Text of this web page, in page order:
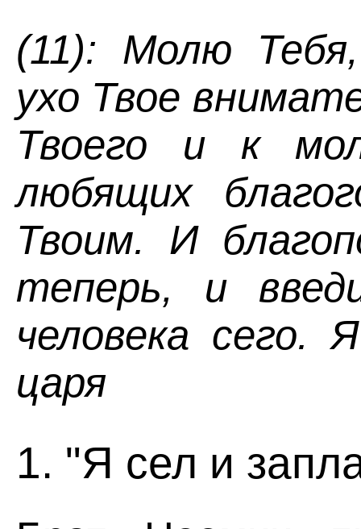
(11): Молю
ухо Твое
Твоего и к
любящих
Твоим. И
теперь, и
человека сего.
царя
1. "Я сел и